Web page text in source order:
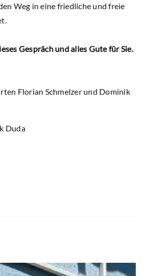
Weg in eine friedliche und freie
Gespräch und alles Gute für Sie.
Florian Schmelzer und Dominik
Duda